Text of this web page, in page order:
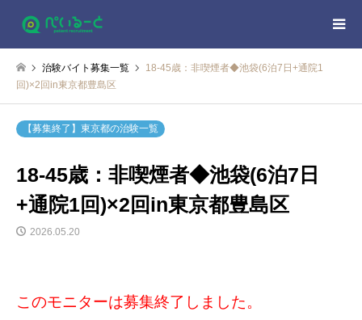
治験バイト募集一覧
18-45歳：非喫煙者◆池袋(6泊7日+通院1
回)×2回in東京都豊島区
【募集終了】東京都の治験一覧
18-45歳：非喫煙者◆池袋(6泊7日
+通院1回)×2回in東京都豊島区
2026.05.20
このモニターは募集終了しました。